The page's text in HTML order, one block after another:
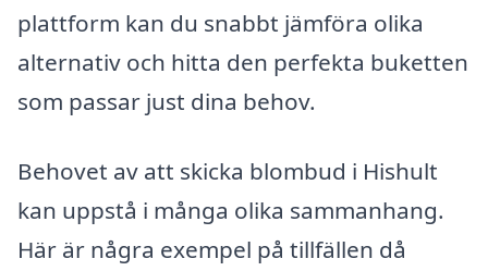
plattform kan du snabbt jämföra olika
alternativ och hitta den perfekta buketten
som passar just dina behov.
Behovet av att skicka blombud i Hishult
kan uppstå i många olika sammanhang.
Här är några exempel på tillfällen då